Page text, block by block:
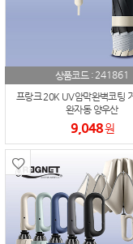
상품코드 :241861
프랑크 20K UV암막완벽코팅
완자동 양우산
9,048원